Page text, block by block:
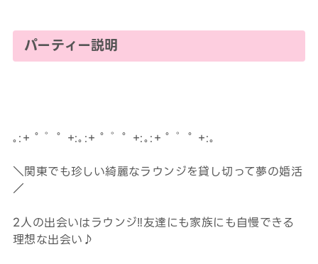
パーティー説明
｡:+ ﾟ ゜ﾟ +:｡:+ ﾟ ゜ﾟ +:｡:+ ﾟ ゜ﾟ +:｡
＼関東でも珍しい綺麗なラウンジを貸し切って夢の婚活
／
2人の出会いはラウンジ‼友達にも家族にも自慢できる
理想な出会い♪